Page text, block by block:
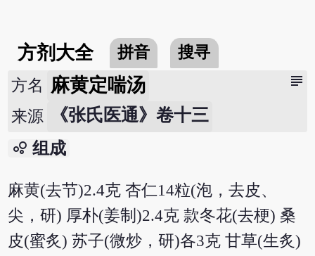
方剂大全 拼音 搜寻
subject
方名 麻黄定喘汤
来源 《张氏医通》卷十三
bubble_chart 组成
麻黄(去节)2.4克 杏仁14粒(泡，去皮、
尖，研) 厚朴(姜制)2.4克 款冬花(去梗) 桑
皮(蜜炙) 苏子(微炒，研)各3克 甘草(生炙)